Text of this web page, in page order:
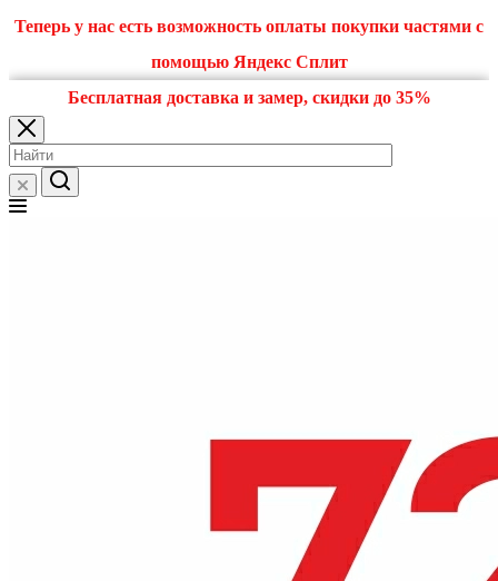
Теперь у нас есть возможность оплаты покупки частями с
помощью Яндекс Сплит
Бесплатная доставка и замер, скидки до 35%